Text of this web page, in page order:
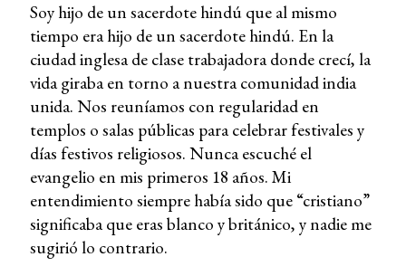
Soy hijo de un sacerdote hindú que al mismo
tiempo era hijo de un sacerdote hindú. En la
ciudad inglesa de clase trabajadora donde crecí, la
vida giraba en torno a nuestra comunidad india
unida. Nos reuníamos con regularidad en
templos o salas públicas para celebrar festivales y
días festivos religiosos. Nunca escuché el
evangelio en mis primeros 18 años. Mi
entendimiento siempre había sido que “cristiano”
significaba que eras blanco y británico, y nadie me
sugirió lo contrario.